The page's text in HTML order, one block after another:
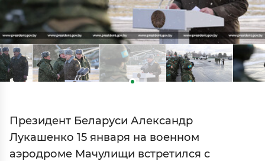
Президент Беларуси Александр
Лукашенко 15 января на военном
аэродроме Мачулищи встретился с